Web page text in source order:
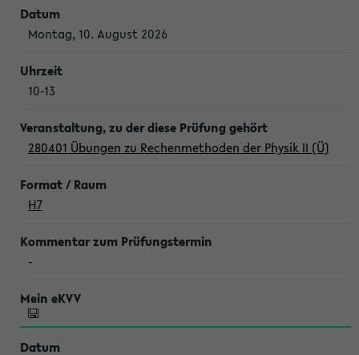
Montag, 10. August 2026
10-13
280401 Übungen zu Rechenmethoden der Physik II (Ü)
H7
-